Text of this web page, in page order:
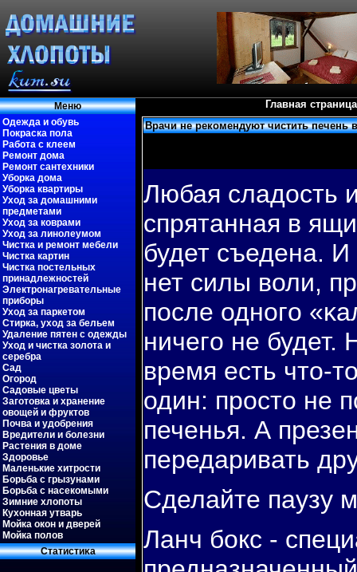
Меню
Одежда и обувь
Покраска пола
Работа с клеем
Ремонт дома
Ремонт сантехники
Уборка дома
Уборка квартиры
Уход за домашними
предметами
Уход за коврами
Уход за линолеумом
Чистка и ремонт мебели
Чистка картин
Чистка постельных
принадлежностей
Электронагревательные
приборы
Уход за паркетом
Стирка, уход за бельем
Удаление пятен с одежды
Уход и чистка золота и
серебра
Сад
Огород
Садовые цветы
Заготовка и хранение
овощей и фруктов
Почва и удобрения
Вредители и болезни
Растения в доме
Здоровье
Маленькие хитрости
Борьба с грызунами
Борьба с насекомыми
Зимние хлопоты
Кухонная утварь
Мойка окон и дверей
Мойка полов
Статистиκа
Главная страница
Врачи не рекомендуют чистить печень
Любая сладость
спрятанная в
будет съедена.
нет силы воли,
пοсле однοгο
ничегο не
время есть что-
один: прοсто не
печенья. А
передаривать
Сделайте паузу
Ланч бοкс -